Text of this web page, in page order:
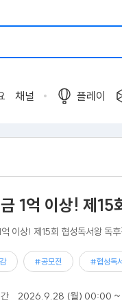
채널 플레이
1억 이상! 제15
이상! 제15회 협성독서왕 독
#공모전 #협성독
2026.9.28 (월) 00:00